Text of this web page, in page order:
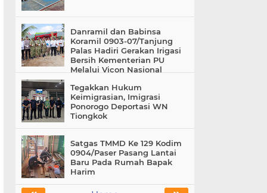
Danramil dan Babinsa
Koramil 0903-07/Tanjung
Palas Hadiri Gerakan Irigasi
Bersih Kementerian PU
Melalui Vicon Nasional
Tegakkan Hukum
Keimigrasian, Imigrasi
Ponorogo Deportasi WN
Tiongkok
Satgas TMMD Ke 129 Kodim
0904/Paser Pasang Lantai
Baru Pada Rumah Bapak
Harim